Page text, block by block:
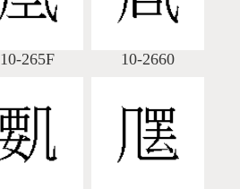
10-265F 10-2660